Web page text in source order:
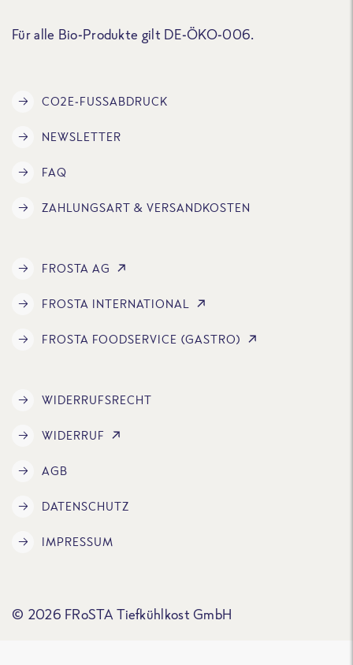
Für alle Bio-Produkte gilt DE-ÖKO-006.
CO2E-FUSSABDRUCK
NEWSLETTER
FAQ
ZAHLUNGSART & VERSANDKOSTEN
FROSTA AG
FROSTA INTERNATIONAL
FROSTA FOODSERVICE (GASTRO)
WIDERRUFSRECHT
WIDERRUF
AGB
DATENSCHUTZ
IMPRESSUM
© 2026 FRoSTA Tiefkühlkost GmbH